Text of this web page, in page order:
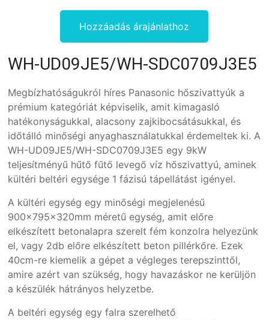
Hozzáadás árajánlathoz
WH-UD09JE5/WH-SDC0709J3E5
Megbízhatóságukról híres Panasonic hőszivattyúk a
prémium kategóriát képviselik, amit kimagasló
hatékonyságukkal, alacsony zajkibocsátásukkal, és
időtálló minőségi anyaghasználatukkal érdemeltek ki. A
WH-UD09JE5/WH-SDC0709J3E5 egy 9kW
teljesítményű hűtő fűtő levegő víz hőszivattyú, aminek
kültéri beltéri egysége 1 fázisú tápellátást igényel.
A kültéri egység egy minőségi megjelenésű
900x795x320mm méretű egység, amit előre
elkészített betonalapra szerelt fém konzolra helyezünk
el, vagy 2db előre elkészített beton pillérkőre. Ezek
40cm-re kiemelik a gépet a végleges terepszinttől,
amire azért van szükség, hogy havazáskor ne kerüljön
a készülék hátrányos helyzetbe.
A beltéri egység egy falra szerelhető